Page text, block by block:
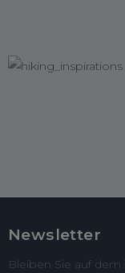
Newsletter
Bleiben Sie auf